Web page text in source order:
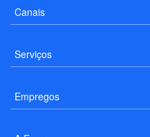
Canais
Serviços
Empregos